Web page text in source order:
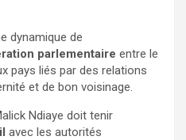
dynamique de
parlementaire entre le
pays liés par des relations
et de bon voisinage.
Ndiaye doit tenir
avec les autorités